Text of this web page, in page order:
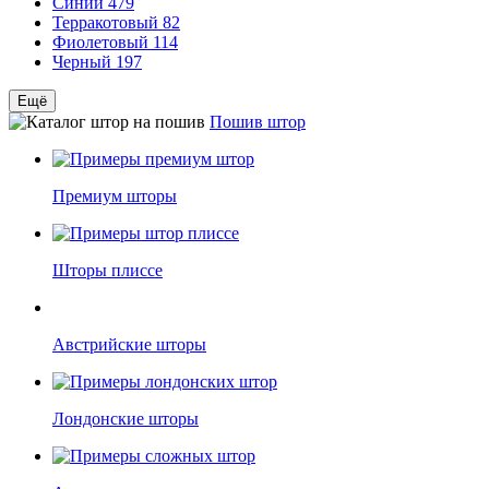
Терракотовый 82
Фиолетовый 114
Черный 197
Ещё
Пошив штор
Премиум шторы
Шторы плиссе
Австрийские шторы
Лондонские шторы